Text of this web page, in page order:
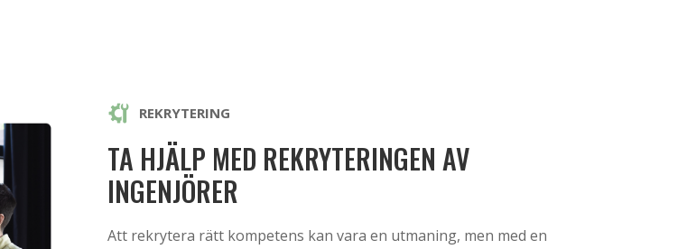
REKRYTERING
TA HJÄLP MED REKRYTERINGEN AV
INGENJÖRER
Att rekrytera rätt kompetens kan vara en utmaning, men med en